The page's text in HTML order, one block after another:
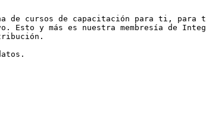
de cursos de capacitación para ti, para
Esto y más es nuestra membresía de